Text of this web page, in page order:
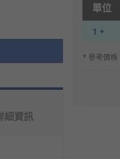
單位
1 +
* 參考價格
細資訊